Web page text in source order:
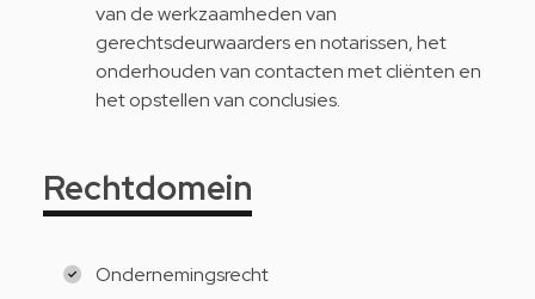
van de werkzaamheden van
gerechtsdeurwaarders en notarissen, het
onderhouden van contacten met cliënten en
het opstellen van conclusies.
Rechtdomein
Ondernemingsrecht